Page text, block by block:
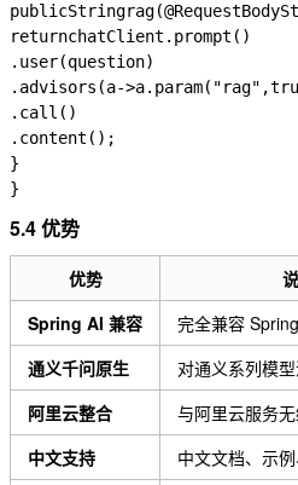
publicStringrag(@RequestBody
returnchatClient . prompt ()
. user(question)
. advisors (a->a. param( "rag" ,
. call ()
. content ();
}
}
5.4 优势
优势
Spring AI 兼容
完全兼容
通义千问原生
对通义系列模
阿里云整合
与阿里云服务
中文支持
中文文档、示